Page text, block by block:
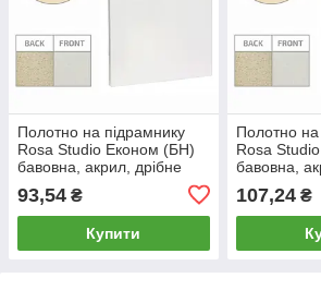
Полотно на підрамнику
Rosa Studio Економ (БН)
бавовна, акрил, дрібне
93,54 ₴
Купити
Полотно на
Rosa
бавовна,
107,24₴